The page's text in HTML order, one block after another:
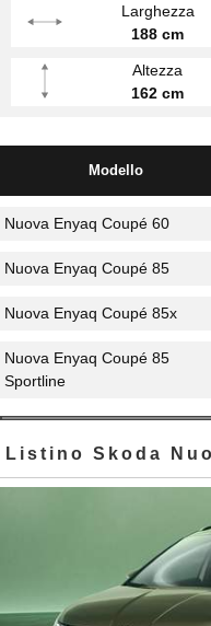
Larghezza
188 cm
Altezza
162 cm
Modello
Nuova Enyaq Coupé 60
Nuova Enyaq Coupé 85
Nuova Enyaq Coupé 85x
Nuova Enyaq Coupé 85
Sportline
Listino Skoda